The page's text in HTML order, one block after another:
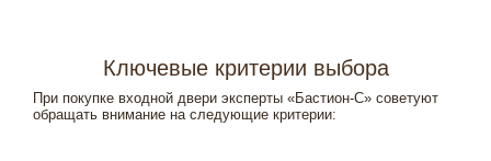
Ключевые критерии выбора
При покупке входной двери эксперты «Бастион-С» советуют
обращать внимание на следующие критерии: